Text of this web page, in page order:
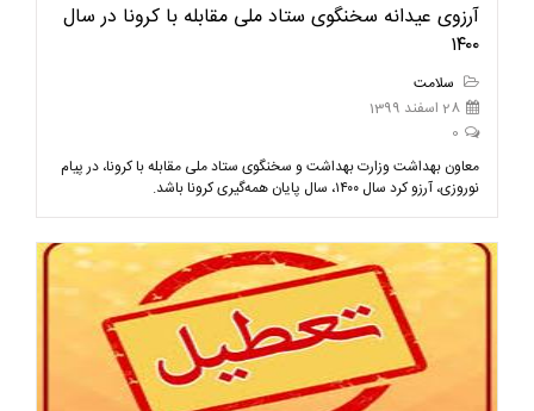
آرزوی عیدانه سخنگوی ستاد ملی مقابله با کرونا در سال
۱۴۰۰
سلامت
28 اسفند 1399
0
معاون بهداشت وزارت بهداشت و سخنگوی ستاد ملی مقابله با کرونا، در پیام
نوروزی، آرزو کرد سال ۱۴۰۰، سال پایان همه‌گیری کرونا باشد.